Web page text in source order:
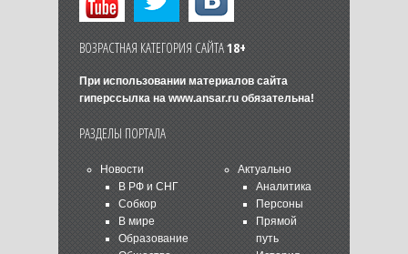
ВОЗРАСТНАЯ КАТЕГОРИЯ САЙТА18+
При использовании материалов сайта
гиперссылка на www.ansar.ruобязательна!
РАЗДЕЛЫ ПОРТАЛА
Новости
В РФ и СНГ
Собкор
В мире
Образование
Актуально
Аналитика
Персоны
Прямой
путь